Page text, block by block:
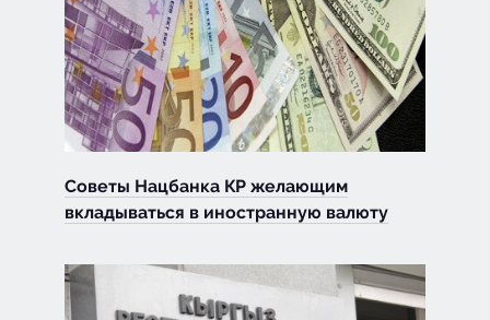
Советы Нацбанка КР желающим
вкладываться в иностранную валюту